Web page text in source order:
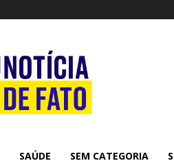
SAÚDE SEM CATEGORIA